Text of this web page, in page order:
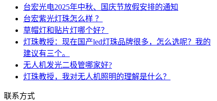
台宏光电2025年中秋、国庆节放假安排的通知
台宏紫光灯珠怎么样 ？
草帽灯和贴片灯哪个好？
灯珠教授：现在国产led灯珠品牌很多，怎么选呢？我的
建议有三个。
无人机发光二极管哪家好?
灯珠教授，我对无人机照明的理解是什么？
联系方式